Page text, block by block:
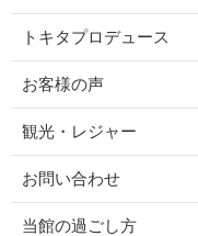
トキタプロデュース
お客様の声
観光・レジャー
お問い合わせ
当館の過ごし方